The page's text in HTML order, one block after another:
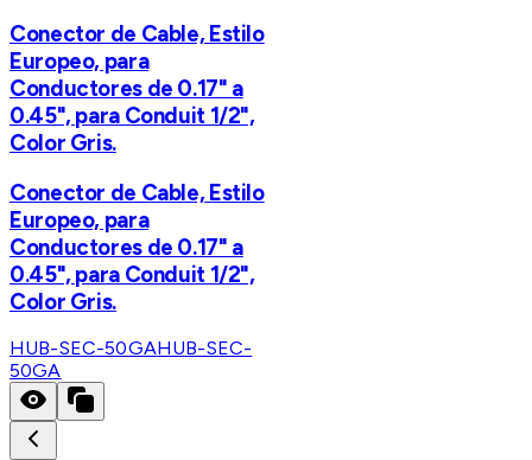
Conector de Cable, Estilo
Europeo, para
Conductores de 0.17" a
0.45", para Conduit 1/2",
Color Gris.
Conector de Cable, Estilo
Europeo, para
Conductores de 0.17" a
0.45", para Conduit 1/2",
Color Gris.
HUB-SEC-50GAHUB-SEC-
50GA